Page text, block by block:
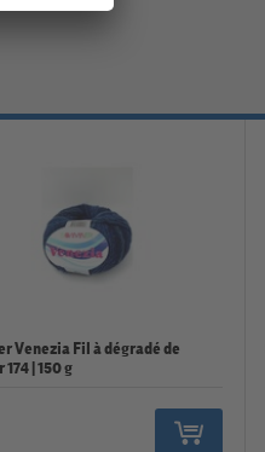
Venezia Fil à dégradé de
| 150 g